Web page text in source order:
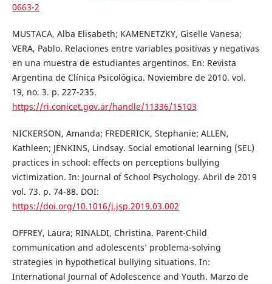
0663-2
MUSTACA, Alba Elisabeth; KAMENETZKY, Giselle Vanesa;
VERA, Pablo. Relaciones entre variables positivas y negativas
en una muestra de estudiantes argentinos. En: Revista
Argentina de Clínica Psicológica. Noviembre de 2010. vol.
19, no. 3. p. 227-235.
https://ri.conicet.gov.ar/handle/11336/15103
NICKERSON, Amanda; FREDERICK, Stephanie; ALLEN,
Kathleen; JENKINS, Lindsay. Social emotional learning (SEL)
practices in school: effects on perceptions bullying
victimization. In: Journal of School Psychology. Abril de 2019
vol. 73. p. 74-88. DOI:
https://doi.org/10.1016/j.jsp.2019.03.002
OFFREY, Laura; RINALDI, Christina. Parent-Child
communication and adolescents’ problema-solving
strategies in hypothetical bullying situations. In:
International Journal of Adolescence and Youth. Marzo de